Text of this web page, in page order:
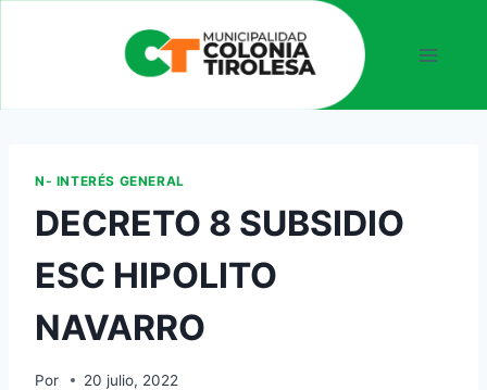
N- INTERÉS GENERAL
DECRETO 8 SUBSIDIO
ESC HIPOLITO
NAVARRO
Por 20 julio, 2022